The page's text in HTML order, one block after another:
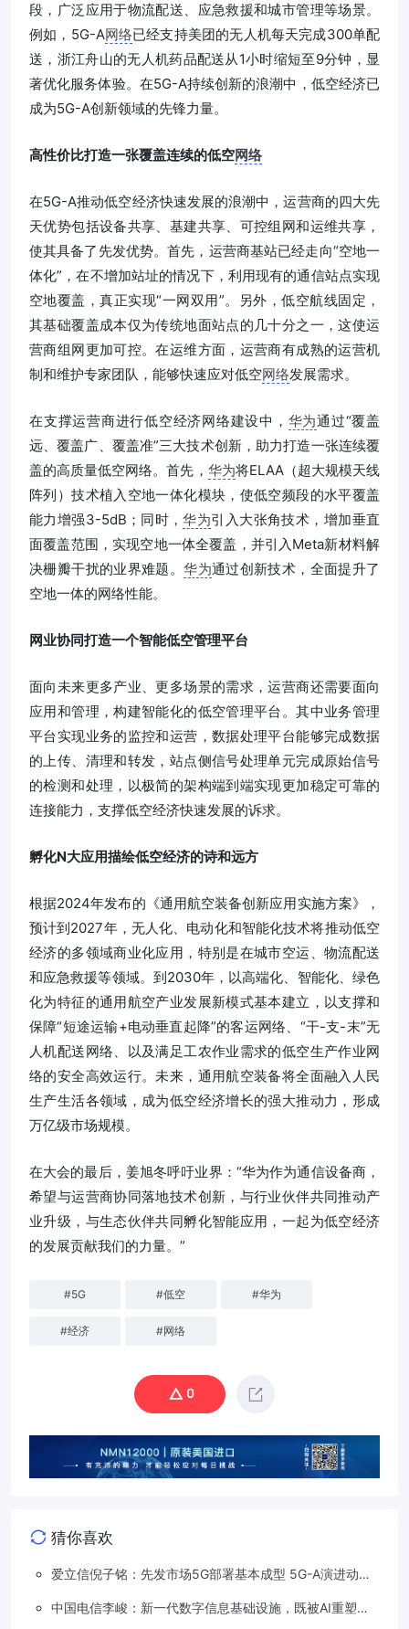
段，广泛应用于物流配送、应急救援和城市管理等场景。
例如，5G-A网络已经支持美团的无人机每天完成300单配
送，浙江舟山的无人机药品配送从1小时缩短至9分钟，显
著优化服务体验。在5G-A持续创新的浪潮中，低空经济已
成为5G-A创新领域的先锋力量。
高性价比打造一张覆盖连续的低空网络
在5G-A推动低空经济快速发展的浪潮中，运营商的四大先
天优势包括设备共享、基建共享、可控组网和运维共享，
使其具备了先发优势。首先，运营商基站已经走向“空地一
体化”，在不增加站址的情况下，利用现有的通信站点实现
空地覆盖，真正实现“一网双用”。另外，低空航线固定，
其基础覆盖成本仅为传统地面站点的几十分之一，这使运
营商组网更加可控。在运维方面，运营商有成熟的运营机
制和维护专家团队，能够快速应对低空网络发展需求。
在支撑运营商进行低空经济网络建设中， 华为通过“覆盖
远、覆盖广、覆盖准”三大技术创新，助力打造一张连续覆
盖的高质量低空网络。首先， 华为将ELAA（超大规模天线
阵列）技术植入空地一体化模块，使低空频段的水平覆盖
能力增强3-5dB；同时，华为引入大张角技术，增加垂直
面覆盖范围，实现空地一体全覆盖，并引入Meta新材料解
决栅瓣干扰的业界难题。华为通过创新技术，全面提升了
空地一体的网络性能。
网业协同打造一个智能低空管理平台
面向未来更多产业、更多场景的需求，运营商还需要面向
应用和管理，构建智能化的低空管理平台。其中业务管理
平台实现业务的监控和运营，数据处理平台能够完成数据
的上传、清理和转发，站点侧信号处理单元完成原始信号
的检测和处理，以极简的架构端到端实现更加稳定可靠的
连接能力，支撑低空经济快速发展的诉求。
孵化N大应用描绘低空经济的诗和远方
根据2024年发布的《通用航空装备创新应用实施方案》，
预计到2027年，无人化、电动化和智能化技术将推动低空
经济的多领域商业化应用，特别是在城市空运、物流配送
和应急救援等领域。到2030年，以高端化、智能化、绿色
化为特征的通用航空产业发展新模式基本建立，以支撑和
保障“短途运输+电动垂直起降”的客运网络、“干-支-末”无
人机配送网络、以及满足工农作业需求的低空生产作业网
络的安全高效运行。未来，通用航空装备将全面融入人民
生产生活各领域，成为低空经济增长的强大推动力，形成
万亿级市场规模。
在大会的最后，姜旭冬呼吁业界：“华为作为通信设备商，
希望与运营商协同落地技术创新，与行业伙伴共同推动产
业升级，与生态伙伴共同孵化智能应用，一起为低空经济
的发展贡献我们的力量。”
#5G #低空 #华为
#经济 #网络
0
猜你喜欢
爱立信倪子铭：先发市场5G部署基本成型 5G-A演进动能
中国电信李峻：新一代数字信息基础设施，既被AI重塑，